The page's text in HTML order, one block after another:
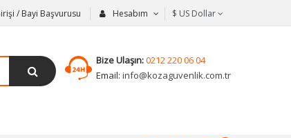
/ Bayi Başvurusu Hesabım $ US Dollar
Bize Ulaşın:0212 220 06 04
Email: info@kozaguvenlik.com.tr